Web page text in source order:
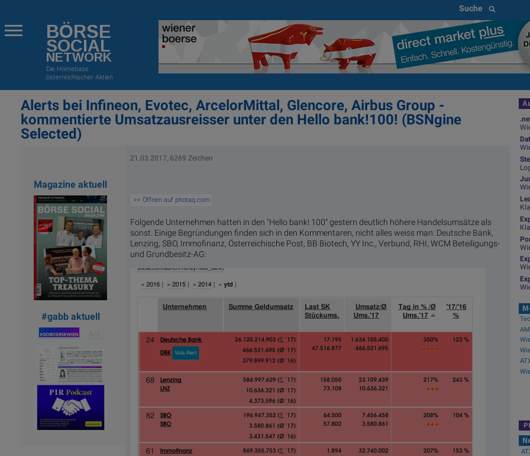
Suche
BÖRSE
SOCIAL
NETWORK
Die Homebase
österreichischer Aktien
Alerts bei Infineon, Evotec, ArcelorMittal, Glencore, Airbus Group -
kommentierte Umsatzausreisser unter den Hello bank!100! (BSNgine
Selected)
Magazine aktuell
#gabb aktuell
21.03.2017, 6269 Zeichen
>> Öffnen auf photaq.com
Folgende Unternehmen hatten in den "Hello bank! 100" gestern deutlich höhere Handelsumsätze als
sonst. Einige Begründungen finden sich in den Kommentaren, nicht alles weiss man: Deutsche Bank,
Lenzing, SBO, Immofinanz, Österreichische Post, BB Biotech, YY Inc., Verbund, RHI, WCM Beteiligungs-
und Grundbesitz-AG: